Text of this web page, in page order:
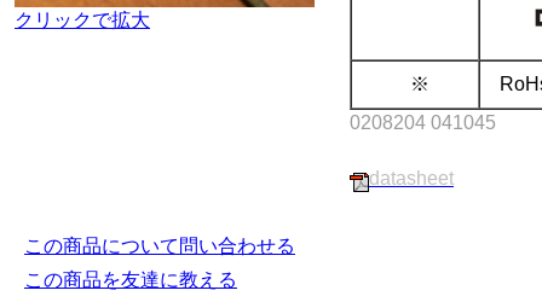
クリックで拡大
※
0208204 041045
datasheet
この商品について問い合わせる
この商品を友達に教える